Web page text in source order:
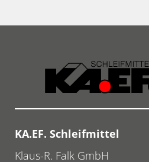
KA.EF. Schleifmittel
Klaus-R. Falk GmbH